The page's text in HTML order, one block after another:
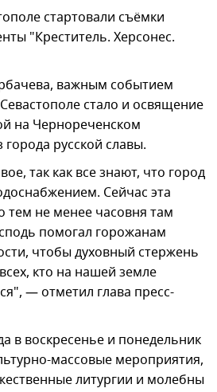
стартовали съёмки
"Креститель. Херсонес.
важным событием
стало и освящение
на Чернореченском
русской славы.
так как все знают, что город
Сейчас эта
не менее часовня там
помогал горожанам
чтобы духовный стержень
кто на нашей земле
— отметил глава пресс-
в воскресенье и понедельник
массовые мероприятия,
литургии и молебны